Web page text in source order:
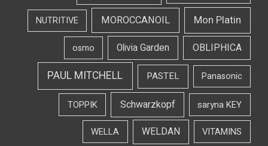
Mon Platin
MOROCCANOIL
NUTRITIVE
OBLIPHICA
Olivia Garden
osmo
Panasonic
PASTEL
PAUL MITCHELL
saryna KEY
Schwarzkopf
TOPPIK
VITAMINS
WELDAN
WELLA